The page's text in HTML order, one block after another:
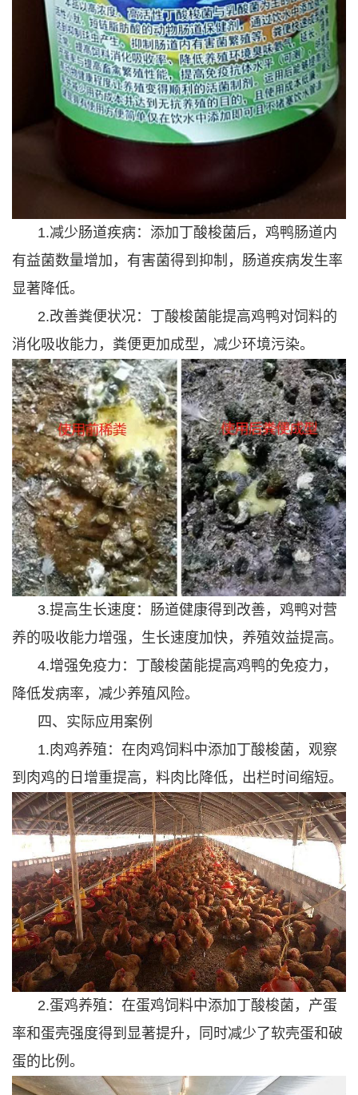
1.减少肠道疾病：添加丁酸梭菌后，鸡鸭肠道内
有益菌数量增加，有害菌得到抑制，肠道疾病发生率
显著降低。
2.改善粪便状况：丁酸梭菌能提高鸡鸭对饲料的
消化吸收能力，粪便更加成型，减少环境污染。
3.提高生长速度：肠道健康得到改善，鸡鸭对营
养的吸收能力增强，生长速度加快，养殖效益提高。
4.增强免疫力：丁酸梭菌能提高鸡鸭的免疫力，
降低发病率，减少养殖风险。
四、实际应用案例
1.肉鸡养殖：在肉鸡饲料中添加丁酸梭菌，观察
到肉鸡的日增重提高，料肉比降低，出栏时间缩短。
2.蛋鸡养殖：在蛋鸡饲料中添加丁酸梭菌，产蛋
率和蛋壳强度得到显著提升，同时减少了软壳蛋和破
蛋的比例。